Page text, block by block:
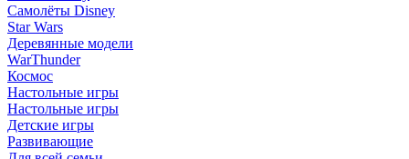
Самолёты Disney
Star Wars
Деревянные модели
WarThunder
Космос
Настольные игры
Настольные игры
Детские игры
Развивающие